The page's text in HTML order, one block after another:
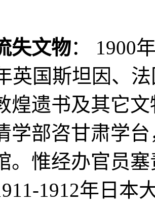
失文物： 1900
英国斯坦因、
煌遗书及其它
学部咨甘肃学
。惟经办官员
1912年日本